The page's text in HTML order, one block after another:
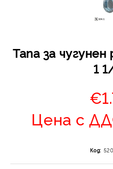
Тапа за
1
Цена с
Код: